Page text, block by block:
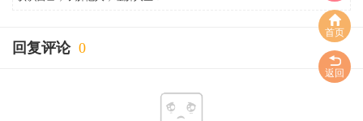
回复评论 0
首页
返回